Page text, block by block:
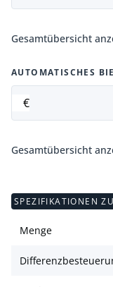
Gesamtübersicht
AUTOMATISCHES
€
Gesamtübersicht
SPEZIFIKATIONEN
Menge